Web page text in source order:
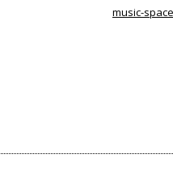
music-